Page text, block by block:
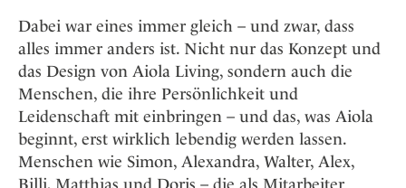
Dabei war eines immer gleich – und zwar, dass
alles immer anders ist. Nicht nur das Konzept und
das Design von Aiola Living, sondern auch die
Menschen, die ihre Persönlichkeit und
Leidenschaft mit einbringen – und das, was Aiola
beginnt, erst wirklich lebendig werden lassen.
Menschen wie Simon, Alexandra, Walter, Alex,
Billi, Matthias und Doris – die als Mitarbeiter